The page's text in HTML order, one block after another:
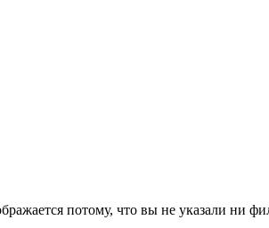
потому, что вы не указали ни